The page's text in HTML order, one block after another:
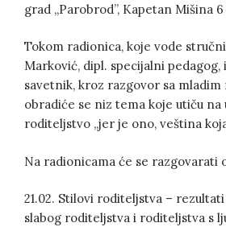
grad „Parobrod”, Kapetan Mišina 6
Tokom radionica, koje vode
Marković, dipl. specijalni pedagog,
savetnik, kroz razgovor sa
obradiće se niz tema koje utiču na
roditeljstvo „jer je ono, veština
Na radionicama će se razgovarati
21.02. Stilovi roditeljstva –
slabog roditeljstva i roditeljstva s